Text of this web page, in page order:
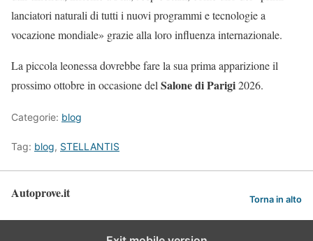
lanciatori naturali di tutti i nuovi programmi e tecnologie a
vocazione mondiale» grazie alla loro influenza internazionale.
La piccola leonessa dovrebbe fare la sua prima apparizione il
prossimo ottobre in occasione del Salone di Parigi2026.
Categorie: blog
Tag: blog, STELLANTIS
Autoprove.it Torna in alto